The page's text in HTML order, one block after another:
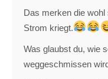
Das merken die
Strom kriegt.
Was glaubst du, wie
weggeschmissen